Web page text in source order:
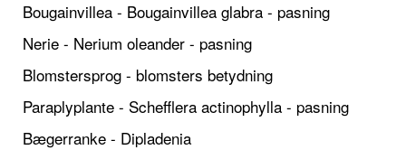
Bougainvillea - Bougainvillea glabra - pasning
Nerie - Nerium oleander - pasning
Blomstersprog - blomsters betydning
Paraplyplante - Schefflera actinophylla - pasning
Bægerranke - Dipladenia